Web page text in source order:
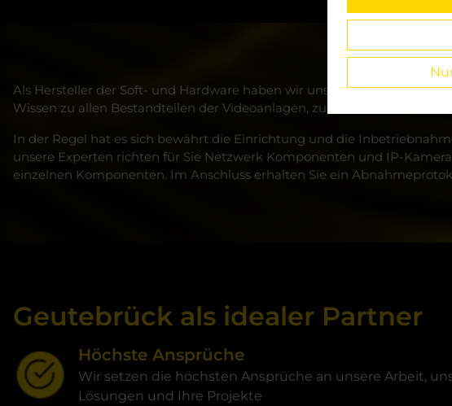
Als Hersteller der Soft- und Hardware haben wir unsere Geutebrück-
Wissen zu allen Bestandteilen der Videoanlagen, zu Standard-
In der Regel hat es sich bewährt die Einrichtung und die
unsere Experten richten für Sie Netzwerk Komponenten und IP-
einzelnen Komponenten. Im Anschluss erhalten Sie ein
Geutebrück als idealer Partner
Höchste Ansprüche
Wir setzen die höchsten Ansprüche an unsere Arbeit,
Lösungen und Ihre Projekte